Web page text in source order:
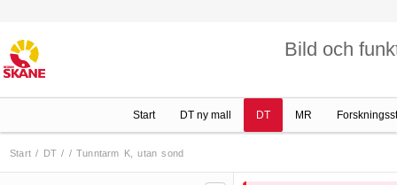
Bild och
Start DT ny mall DT MR
Start / DT / / Tunntarm K, utan sond